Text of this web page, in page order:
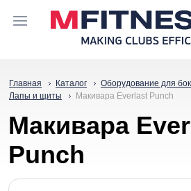
Главная Каталог
Оборудование для
Лапы и щиты
Макивара Everlast Punch
Макивара
Punch